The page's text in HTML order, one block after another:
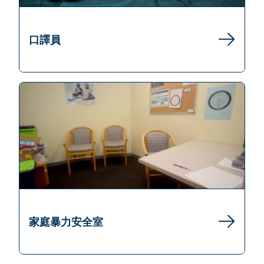
口譯員
家庭暴力安全室